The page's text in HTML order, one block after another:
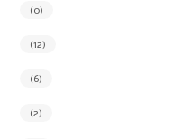
(0)
(12)
(6)
(2)